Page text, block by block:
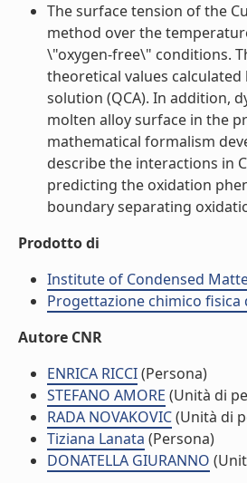
The surface tension of the
method over the
\"oxygen-free\" conditions.
theoretical values
solution (QCA). In addition,
molten alloy surface in the
mathematical formalism
describe the interactions in
predicting the oxidation
boundary separating
Prodotto di
Institute of Condensed
Progettazione chimico fisica
Autore CNR
ENRICA RICCI(Persona)
STEFANO AMORE (Unità di
RADA NOVAKOVIC(Unità di
Tiziana Lanata (Persona)
DONATELLA GIURANNO